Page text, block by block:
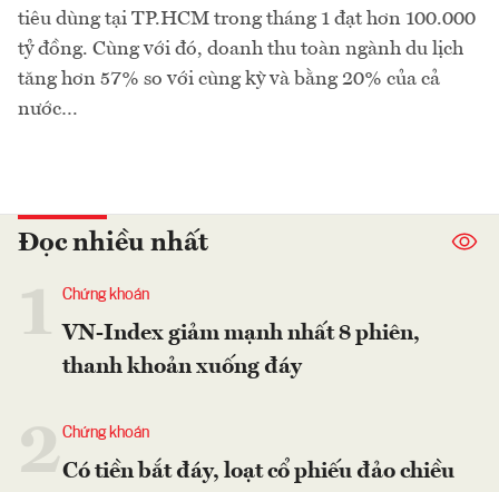
tiêu dùng tại TP.HCM trong tháng 1 đạt hơn 100.000
tỷ đồng. Cùng với đó, doanh thu toàn ngành du lịch
tăng hơn 57% so với cùng kỳ và bằng 20% của cả
nước…
Đọc nhiều nhất
Chứng khoán
VN-Index giảm mạnh nhất 8 phiên,
thanh khoản xuống đáy
2Chứng khoán
Có tiền bắt đáy, loạt cổ phiếu đảo chiều